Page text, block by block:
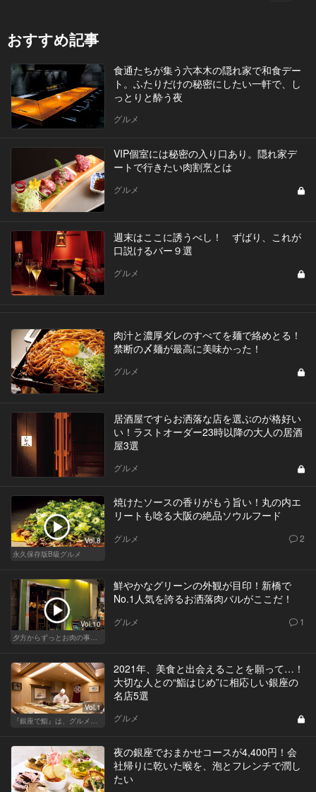
おすすめ記事
食通たちが集う六本木の隠れ家で和食デー
ト。ふたりだけの秘密にしたい一軒で、し
っとりと酔う夜
グルメ
VIP個室には秘密の入り口あり。隠れ家デ
ートで行きたい肉割烹とは
グルメ
週末はここに誘うべし！ ずばり、これが
口説けるバー９選
グルメ
肉汁と濃厚ダレのすべてを麺で絡めとる！
禁断の〆麺が最高に美味かった！
グルメ
居酒屋ですらお洒落な店を選ぶのが格好い
い！ラストオーダー23時以降の大人の居酒
屋3選
グルメ
Vol.8
永久保存版B級グルメ
焼けたソースの香りがもう旨い！丸の内エ
リートも唸る大阪の絶品ソウルフード
グルメ 2
Vol.10
鮮やかなグリーンの外観が目印！新橋で
No.1人気を誇るお洒落肉バルがここだ！
グルメ 1
Vol.1
2021年、美食と出会えることを願って…！
大切な人との“鮨はじめ”に相応しい銀座の
名店5選
グルメ
夜の銀座でおまかせコースが4,400円！会
社帰りに乾いた喉を、泡とフレンチで潤し
たい